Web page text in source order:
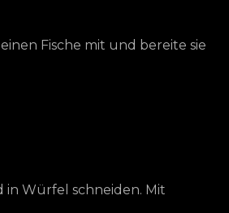
Fische mit und bereite sie
in Würfel schneiden. Mit